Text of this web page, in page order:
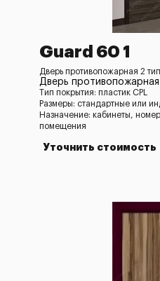
Guard 60 1
Дверь противопожарная 2
Дверь
Тип покрытия: пластик CPL
Размеры: стандартные или
Назначение: кабинеты,
помещения
Уточнить стоимость